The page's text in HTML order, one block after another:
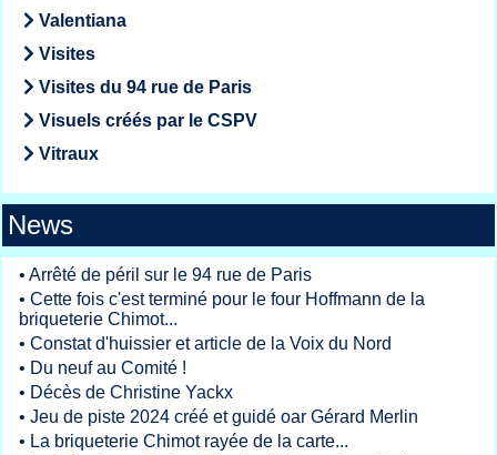
Valentiana
Visites
Visites du 94 rue de Paris
Visuels créés par le CSPV
Vitraux
News
• Arrêté de péril sur le 94 rue de Paris
• Cette fois c'est terminé pour le four Hoffmann de la
briqueterie Chimot...
• Constat d'huissier et article de la Voix du Nord
• Du neuf au Comité !
• Décès de Christine Yackx
• Jeu de piste 2024 créé et guidé oar Gérard Merlin
• La briqueterie Chimot rayée de la carte...